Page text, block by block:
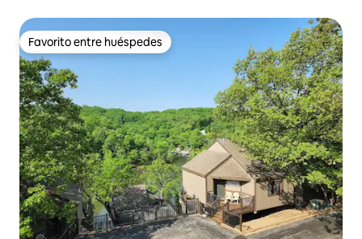
Favorito entre huéspedes
Favorito entre huéspedes